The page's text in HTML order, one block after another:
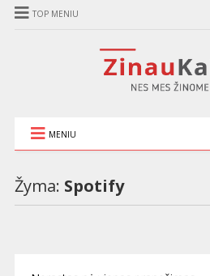
TOP MENIU
MENIU
Žyma: Spotify